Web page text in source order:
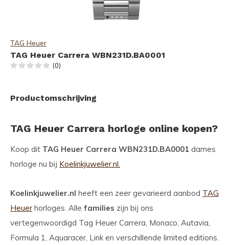
TAG Heuer
TAG Heuer Carrera WBN231D.BA0001
(0)
Productomschrijving
TAG Heuer Carrera horloge online kopen?
Koop dit TAG Heuer Carrera WBN231D.BA0001 dames
horloge nu bij Koelinkjuwelier.nl.
Koelinkjuwelier.nl heeft een zeer gevarieerd aanbod TAG
Heuer horloges. Alle families zijn bij ons
vertegenwoordigd Tag Heuer Carrera, Monaco, Autavia,
Formula 1, Aquaracer, Link en verschillende limited editions.